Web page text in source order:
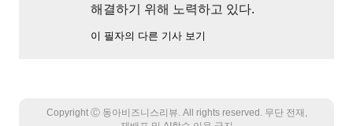
해결하기 위해 노력하고 있다.
이 필자의 다른 기사 보기
Copyright Ⓒ 동아비즈니스리뷰. All rights reserved. 무단 전재,